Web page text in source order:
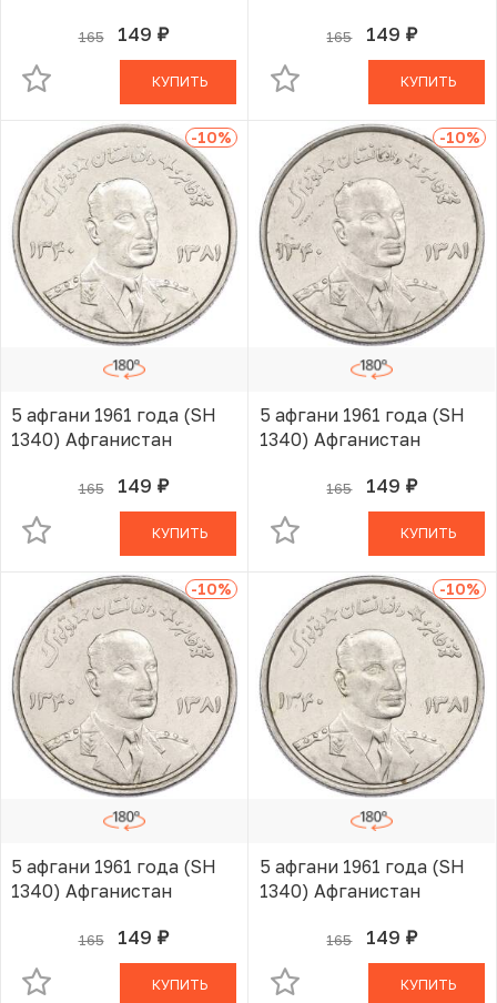
165 149 руб.
В КОРЗИНЕ
КУПИТЬ
165 149 руб.
В КОРЗИНЕ
КУПИТЬ
-10%
5 афгани 1961 года (SH
1340) Афганистан
165 149 руб.
В КОРЗИНЕ
КУПИТЬ
-10%
5 афгани 1961 года (SH
1340) Афганистан
165 149 руб.
В КОРЗИНЕ
КУПИТЬ
-10%
5 афгани 1961 года (SH
1340) Афганистан
165 149 руб.
В КОРЗИНЕ
КУПИТЬ
-10%
5 афгани 1961 года (SH
1340) Афганистан
165 149 руб.
В КОРЗИНЕ
КУПИТЬ